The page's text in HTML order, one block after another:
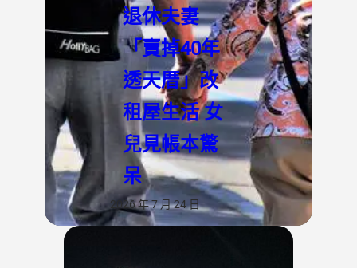
退休夫妻
「賣掉40年
透天厝」改
租屋生活 女
兒見帳本驚
呆
2026 年 7 月 24 日